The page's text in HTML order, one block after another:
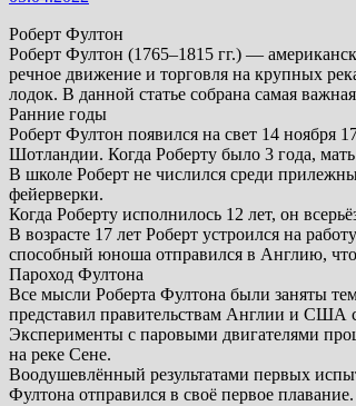
Роберт Фултон
Роберт Фултон (1765–1815 гг.) —
речное движение и торговля на крупных
лодок. В данной статье собрана самая
Ранние годы
Роберт Фултон появился на свет 14 ноября
Шотландии. Когда Роберту было 3 года,
В школе Роберт не числился среди
фейерверки.
Когда Роберту исполнилось 12 лет, он
В возрасте 17 лет Роберт устроился на
способный юноша отправился в Англию,
Пароход Фултона
Все мысли Роберта Фултона были заняты
представил правительствам Англии и США
Эксперименты с паровыми двигателями
на реке Сене.
Воодушевлённый результатами первых
Фултона отправился в своё первое